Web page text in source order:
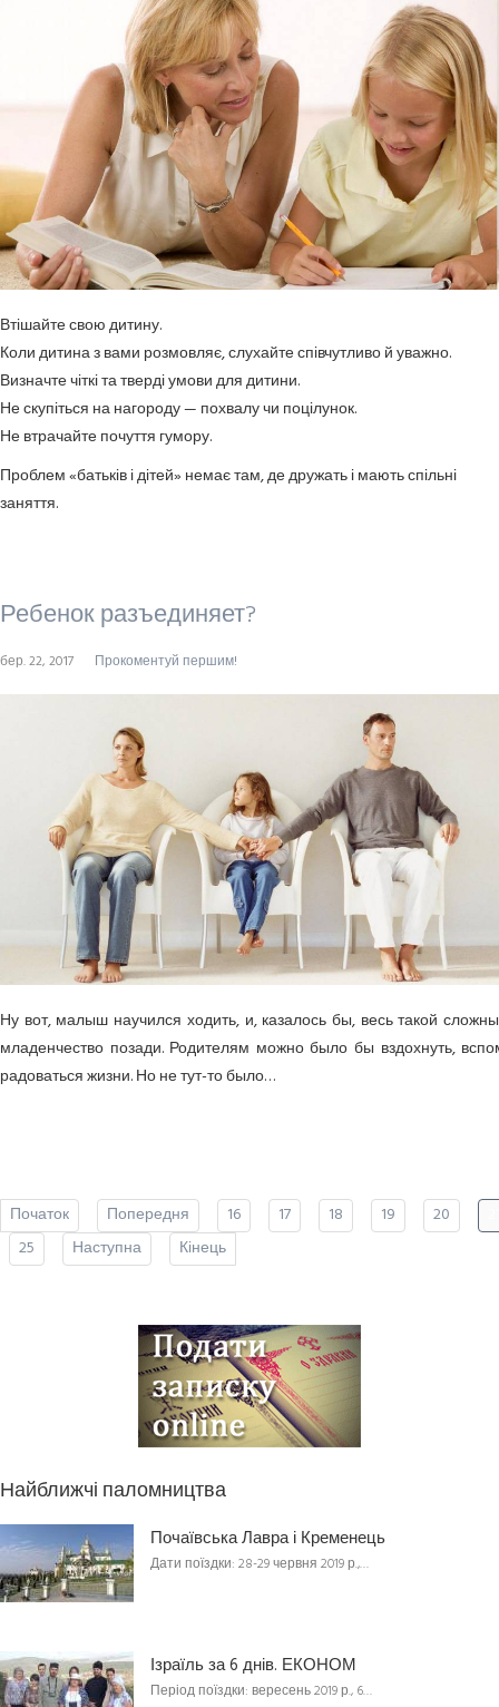
Втішайте свою дитину.
Коли дитина з вами розмовляє, слухайте співчутливо й уважно.
Визначте чіткі та тверді умови для дитини.
Не скупіться на нагороду — похвалу чи поцілунок.
Не втрачайте почуття гумору.
Проблем «батьків і дітей» немає там, де дружать і мають спільні
заняття.
Ребенок разъединяет?
бер. 22, 2017 Прокоментуй першим!
Ну вот, малыш научился ходить, и, казалось бы, весь такой
младенчество позади. Родителям можно было бы вздохнуть,
радоваться жизни. Но не тут-то было…
Початок Попередня 16 17 18 19 20
25
Наступна Кінець
Найближчі паломництва
Почаївська Лавра і Кременець
Дати поїздки: 28-29 червня 2019 р.,…
Ізраїль за 6 днів. ЕКОНОМ
Період поїздки: вересень 2019 р., 6…